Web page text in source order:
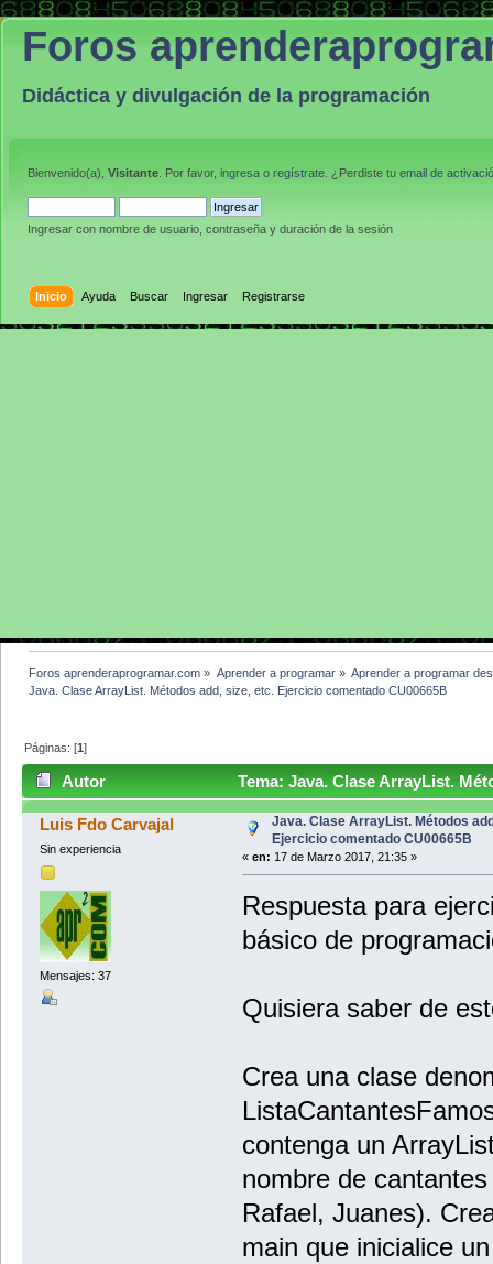
Foros
Didáctica y divulgación de la programación
Bienvenido(a), Visitante . Por favor, ingresa o regístrate . ¿Perdiste tu email de
Ingresar con nombre de usuario, contraseña y duración de la sesión
Inicio Ayuda Buscar Ingresar Registrarse
Foros aprenderaprogramar.com » Aprender a programar» Aprender a programar
Java. Clase ArrayList. Métodos add, size, etc. Ejercicio comentado CU00665B
Páginas: [1]
Autor
Tema: Java. Clase ArrayList.
CU00665B (Leído 4356 veces)
Luis Fdo Carvajal
Sin experiencia
Mensajes: 37
Java. Clase ArrayList. Métodos
Ejercicio comentado CU00665B
« en: 17 de Marzo 2017, 21:35 »
Respuesta para
básico de
Quisiera saber de
Crea una clase
contenga un
nombre de
Rafael, Juanes).
main que inicialice